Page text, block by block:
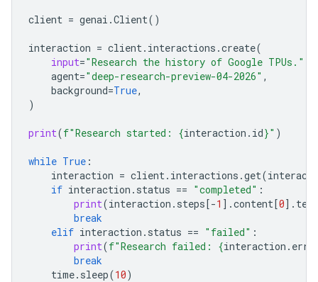
client = genai .Client()
interaction = client. interactions .create(
input="Research the history of Google TPUs."
agent="deep-research-preview-04-2026" ,
background=True,
)
print(f"Research started: {interaction . id}" )
while True :
interaction = client. interactions .get(
if interaction . status == "completed" :
print(interaction . steps[-1 ] .content[0] . text
break
elif interaction . status == "failed" :
print(f"Research failed: {interaction .
break
time. sleep(10)